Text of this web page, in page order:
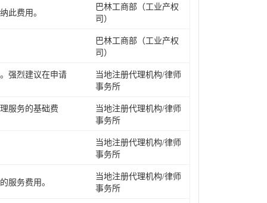
此费用。
巴林工商部（工业产权
司）
巴林工商部（工业产权
司）
强烈建议在申请
当地注册代理机构/律师
事务所
服务的基础费
当地注册代理机构/律师
事务所
当地注册代理机构/律师
事务所
服务费用。
当地注册代理机构/律师
事务所